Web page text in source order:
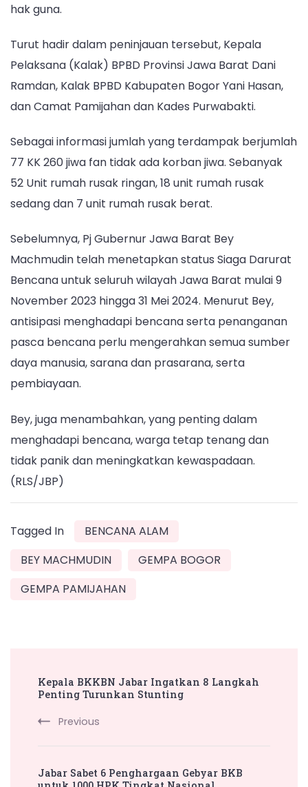
hak guna.
Turut hadir dalam peninjauan tersebut, Kepala
Pelaksana (Kalak) BPBD Provinsi Jawa Barat Dani
Ramdan, Kalak BPBD Kabupaten Bogor Yani Hasan,
dan Camat Pamijahan dan Kades Purwabakti.
Sebagai informasi jumlah yang terdampak berjumlah
77 KK 260 jiwa fan tidak ada korban jiwa. Sebanyak
52 Unit rumah rusak ringan, 18 unit rumah rusak
sedang dan 7 unit rumah rusak berat.
Sebelumnya, Pj Gubernur Jawa Barat Bey
Machmudin telah menetapkan status Siaga Darurat
Bencana untuk seluruh wilayah Jawa Barat mulai 9
November 2023 hingga 31 Mei 2024. Menurut Bey,
antisipasi menghadapi bencana serta penanganan
pasca bencana perlu mengerahkan semua sumber
daya manusia, sarana dan prasarana, serta
pembiayaan.
Bey, juga menambahkan, yang penting dalam
menghadapi bencana, warga tetap tenang dan
tidak panik dan meningkatkan kewaspadaan.
(RLS/JBP)
Tagged In
BENCANA ALAM
BEY MACHMUDIN
GEMPA BOGOR
GEMPA PAMIJAHAN
Navigation
Kepala BKKBN Jabar Ingatkan 8 Langkah
Penting Turunkan Stunting
Previous
Jabar Sabet 6 Penghargaan Gebyar BKB